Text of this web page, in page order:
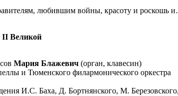
любившим войны, красоту и роскошь
II Великой
Мария Блажевич (орган, клавесин)
и Тюменского филармонического оркестра
И.С. Баха, Д. Бортнянского, М.